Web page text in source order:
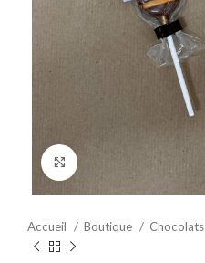
Cliquez pour agrandir
Accueil Boutique Chocolats